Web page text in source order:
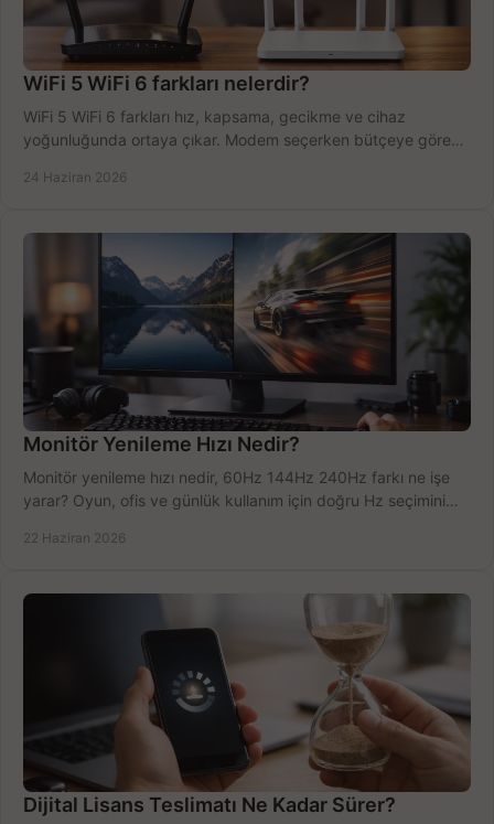
WiFi 5 WiFi 6 farkları nelerdir?
WiFi 5 WiFi 6 farkları hız, kapsama, gecikme ve cihaz
yoğunluğunda ortaya çıkar. Modem seçerken bütçeye göre
24 Haziran 2026
Monitör Yenileme Hızı Nedir?
Monitör yenileme hızı nedir, 60Hz 144Hz 240Hz farkı ne işe
yarar? Oyun, ofis ve günlük kullanım için doğru Hz seçimini
22 Haziran 2026
Dijital Lisans Teslimatı Ne Kadar Sürer?